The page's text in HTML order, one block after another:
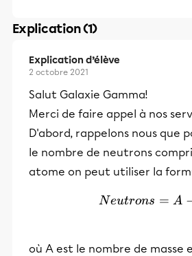
Explication (1)
Explication d’élève
2 octobre 2021
Salut Galaxie Gamma!
Merci de faire appel à nos
D'abord, rappelons nous que
le nombre de neutrons
atome on peut utiliser la
Neutrons = A
où A est le nombre de masse